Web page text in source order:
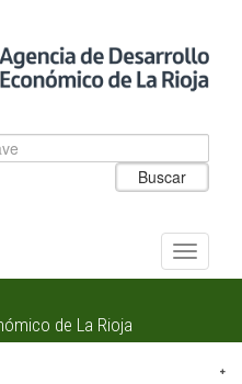
Buscar
Alternar
de La Rioja